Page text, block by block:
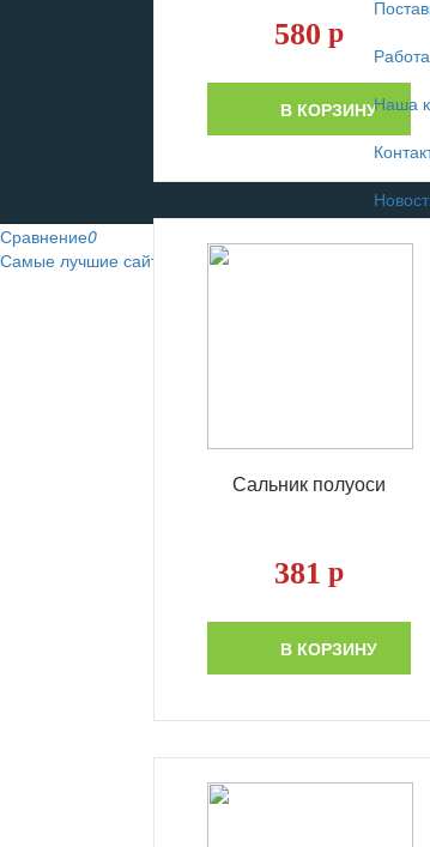
580 р
В КОРЗИНУ
Сальник полуоси
381 р
В КОРЗИНУ
Наша
Сравнение0
Самые лучшие сайты автомобильных интернет-